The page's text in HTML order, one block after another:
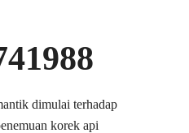
dimulai terhadap
korek api